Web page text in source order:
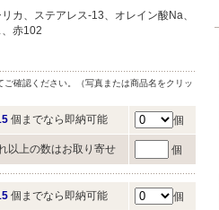
カ、ステアレス-13、オレイン酸Na、
赤102
確認ください。（写真または商品名をクリッ
個までなら即納可能 個
以上の数はお取り寄せ 個
個までなら即納可能 個